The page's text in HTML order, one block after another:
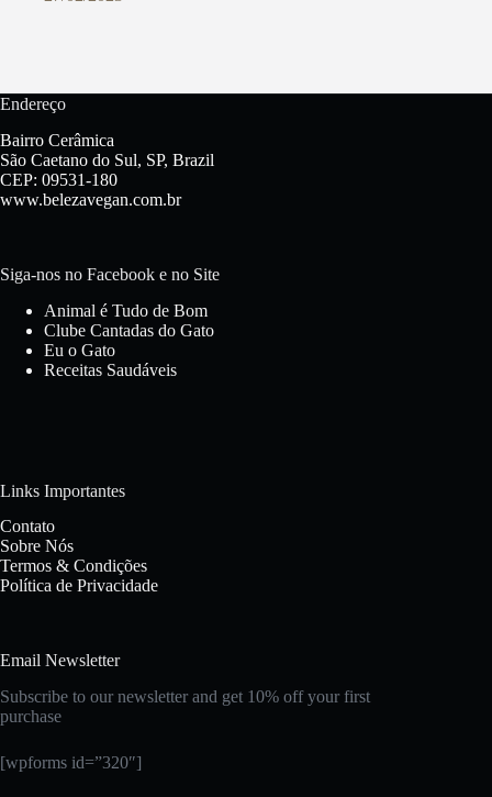
Endereço
Bairro Cerâmica
São Caetano do Sul, SP, Brazil
CEP: 09531-180
www.belezavegan.com.br
Siga-nos no Facebook e no Site
Animal é Tudo de Bom
Clube Cantadas do Gato
Eu o Gato
Receitas Saudáveis
Links Importantes
Contato
Sobre Nós
Termos & Condições
Política de Privacidade
Email Newsletter
Subscribe to our newsletter and get 10% off your first
purchase
[wpforms id=”320″]